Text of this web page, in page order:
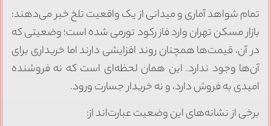
تمام شواهد آماری و میدانی از یک واقعیت تلخ خبر می‌دهند:
بازار مسکن تهران وارد فاز رکود تورمی شده است؛ وضعیتی که
در آن، قیمت‌ها همچنان روند افزایشی دارند اما خریداری برای
آن‌ها وجود ندارد. این همان لحظه‌ای است که نه فروشنده
امیدی به فروش دارد، و نه خریدار جسارت ورود.
برخی از نشانه‌های این وضعیت عبارت‌اند از: